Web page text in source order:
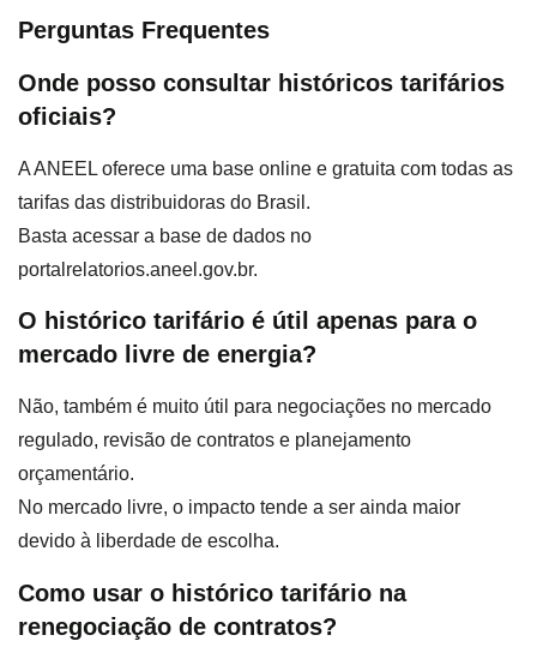
Perguntas Frequentes
Onde posso consultar históricos tarifários
oficiais?
A ANEEL oferece uma base online e gratuita com todas as
tarifas das distribuidoras do Brasil.
Basta acessar a base de dados no
portalrelatorios.aneel.gov.br.
O histórico tarifário é útil apenas para o
mercado livre de energia?
Não, também é muito útil para negociações no mercado
regulado, revisão de contratos e planejamento
orçamentário.
No mercado livre, o impacto tende a ser ainda maior
devido à liberdade de escolha.
Como usar o histórico tarifário na
renegociação de contratos?